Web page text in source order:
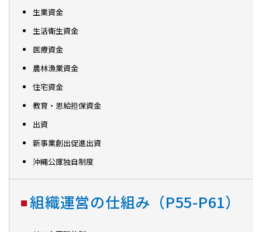
生業資金
生活衛生資金
医療資金
農林漁業資金
住宅資金
教育・恩給担保資金
出資
新事業創出促進出資
沖縄公庫独自制度
組織運営の仕組み（P55-P61）